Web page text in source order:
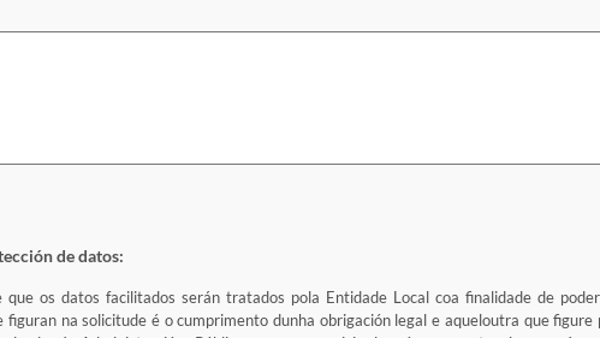
de datos:
que os datos facilitados serán tratados pola Entidade Local coa finalidade de
figuran na solicitude é o cumprimento dunha obrigación legal e aqueloutra que